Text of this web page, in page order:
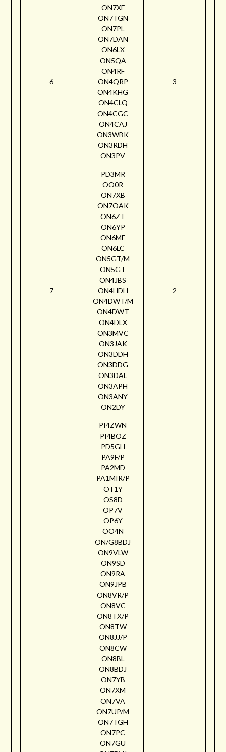
6
ON7XF
ON7TGN
ON7PL
ON7DAN
ON6LX
ON5QA
ON4RF
ON4QRP
ON4KHG
ON4CLQ
ON4CGC
ON4CAJ
ON3WBK
ON3RDH
ON3PV
3
7
PD3MR
OO0R
ON7XB
ON7OAK
ON6ZT
ON6YP
ON6ME
ON6LC
ON5GT/M
ON5GT
ON4JBS
ON4HDH
ON4DWT/M
ON4DWT
ON4DLX
ON3MVC
ON3JAK
ON3DDH
ON3DDG
ON3DAL
ON3APH
ON3ANY
ON2DY
2
PI4ZWN
PI4BOZ
PD5GH
PA9F/P
PA2MD
PA1MIR/P
OT1Y
OS8D
OP7V
OP6Y
OO4N
ON/G8BDJ
ON9VLW
ON9SD
ON9RA
ON9JPB
ON8VR/P
ON8VC
ON8TX/P
ON8TW
ON8JJ/P
ON8CW
ON8BL
ON8BDJ
ON7YB
ON7XM
ON7VA
ON7UP/M
ON7TGH
ON7PC
ON7GU